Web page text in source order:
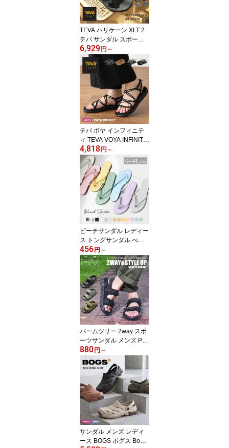
TEVA ハリケーン XLT 2
テバ サンダル スポーツ
サンダル スポサン メン
ズ レディース ブラック
黒 ベージュ HURRICAN
E XLT 2 1019235 シュー
ズ ブランド テヴァ アウ
トドア レジャー 海 川 夏
キャンプ ストラップサン
ダル シンプル|slz|
6,929 円 ～
テバ ボヤ インフィニテ
ィ TEVA VOYA INFINITY
サンダル レディース 女
性用 夏 1019622 白 ホワ
イト 黒 ブラック 靴 シュ
ーズ ストラップサンダル
コードストラップ ビーチ
サンダル 軽量 低反発 タ
ウン カジュアル 旅行 フ
ェス 海 川|slz|
4,818 円 ～
ビーチサンダル レディー
ス トングサンダル ぺた
んこ フラット きれいめ
サンダル 華奢 細ストラ
ップ ビーサン 大きいサ
イズ 4L 小さいサイズ 海
プール おしゃれ シンプ
ル 痛くない 歩きやすい
軽い クロコ TO-365|slz|
456 円 ～
パームツリー 2way スポ
ーツサンダル メンズ PAL
M TREE PT-312 ブラッ
ク 黒 グレー サンダル ス
ポサン 厚底サンダル 軽
量 クッション EVA 足長
身長アップ スタイルアッ
プ ストラップサンダル
面ファスナー アウトドア
夏|slz|
880 円 ～
サンダル メンズ レディ
ース BOGS ボグス Boga